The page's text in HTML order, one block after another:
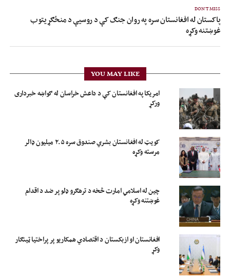
DON'T MISS
پاکستان له افغانستان سره په روان جنګ کې د روسیې د منځګړیتوب
غوښتنه وکړه
YOU MAY LIKE
امریکا په افغانستان کې د داعش خراسان له ګواښه خبرداری
ورکړ
کویټ له افغانستان بشري صندوق سره ۲.۵ میلیون ډالر
مرسته وکړه
چین له اسلامي امارت څخه د ترهګرو ډلو پر ضد د اقدام
غوښتنه وکړه
افغانستان او ازبکستان د اقتصادي همکاریو پر پراختیا ټینګار
وکړ